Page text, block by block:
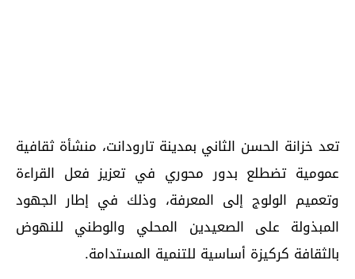
تعد خزانة الحسن الثاني بمدينة تارودانت، منشأة ثقافية
عمومية تضطلع بدور محوري في تعزيز فعل القراءة
وتعميم الولوج إلى المعرفة، وذلك في إطار الجهود
المبذولة على الصعيدين المحلي والوطني للنهوض
بالثقافة كركيزة أساسية للتنمية المستدامة.